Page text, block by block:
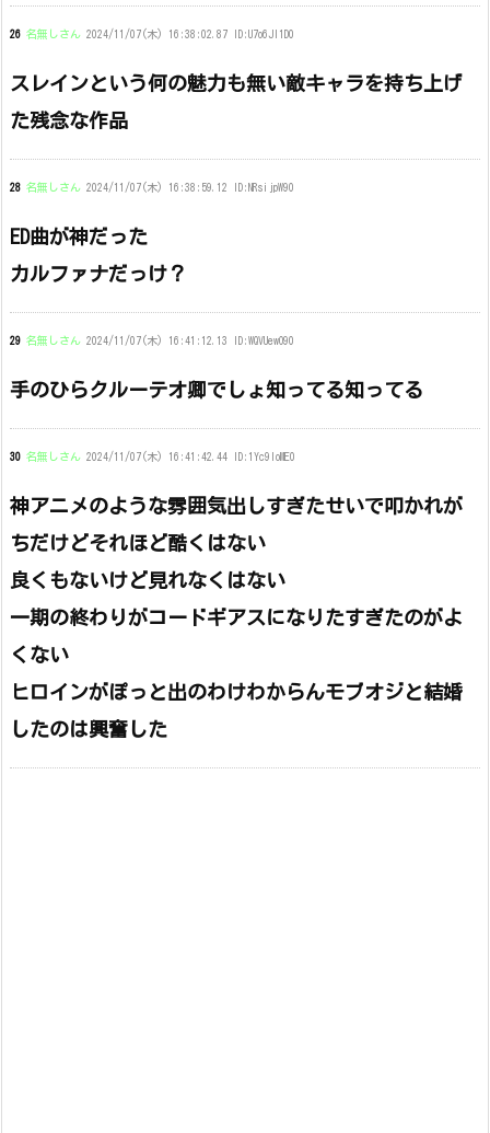
26 名無しさん 2024/11/07(木) 16:38:02.87 ID:U7o6Jl1D0
スレインという何の魅力も無い敵キャラを持ち上げ
た残念な作品
28 名無しさん 2024/11/07(木) 16:38:59.12 ID:NRsijpW90
ED曲が神だった
カルファナだっけ？
29 名無しさん 2024/11/07(木) 16:41:12.13 ID:WQVUewO90
手のひらクルーテオ卿でしょ知ってる知ってる
30 名無しさん 2024/11/07(木) 16:41:42.44 ID:1Yc9loME0
神アニメのような雰囲気出しすぎたせいで叩かれが
ちだけどそれほど酷くはない
良くもないけど見れなくはない
一期の終わりがコードギアスになりたすぎたのがよ
くない
ヒロインがぽっと出のわけわからんモブオジと結婚
したのは興奮した